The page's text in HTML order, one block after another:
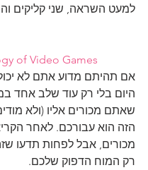
למעט השראה, שני קליקים
of Video Games
אם תהיתם מדוע אתם לא
היום בלי רק עוד שלב אחד
שאתם מכורים אליו (ולא
הזה הוא עבורכם. לאחר
מכורים, אבל לפחות תדעו
רק המוח הדפוק שלכם.